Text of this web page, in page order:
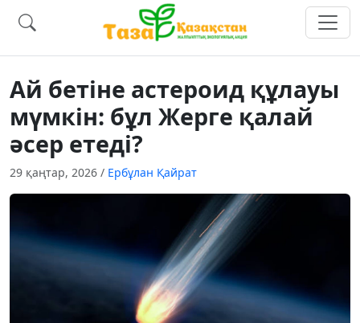
Ай бетіне астероид құлауы
мүмкін: бұл Жерге қалай
әсер етеді?
29 қаңтар, 2026 / Ербұлан Қайрат